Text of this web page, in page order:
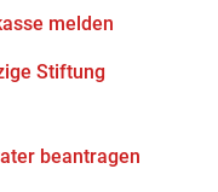
melden
Stiftung
beantragen